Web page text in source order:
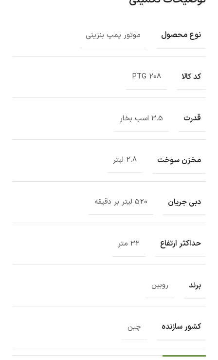
نوع محصول موتور پمپ بنزینی
کد کالا PTG 208
قدرت 3.5 اسب بخار
مخزن سوخت 2.8 لیتر
دبی جریان 520 لیتر بر دقیقه
حداکثر ارتفاع 32 متر
برند روبین
کشور سازنده چین